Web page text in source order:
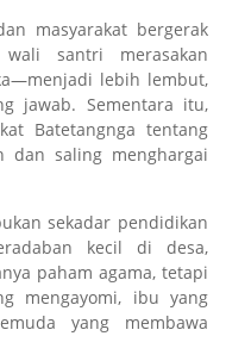
masyarakat bergerak
santri merasakan
lebih lembut,
jawab. Sementara itu,
Batetangnga tentang
dan saling menghargai
sekadar pendidikan
kecil di desa,
paham agama, tetapi
mengayomi, ibu yang
yang membawa